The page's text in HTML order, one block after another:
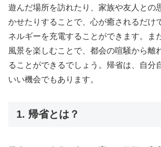
遊んだ場所を訪れたり、家族や友人との
かせたりすることで、心が癒されるだけ
ネルギーを充電することができます。ま
風景を楽しむことで、都会の喧騒から離
ることができるでしょう。帰省は、自分
いい機会でもあります。
1. 帰省とは？